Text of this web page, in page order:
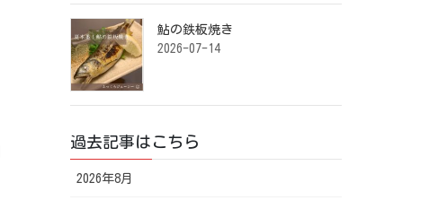
鮎の鉄板焼き ⁡
2026-07-14
過去記事はこちら
2026年8月